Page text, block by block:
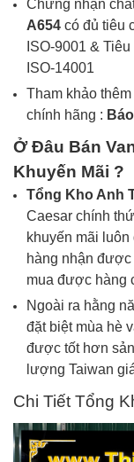
Chứng nhận
A654 có đủ tiêu
ISO-9001 &
ISO-14001
Tham khảo
chính hãng :
Ở Đâu Bán
Khuyến Mãi ?
Tổng Kho Anh
Caesar chính
khuyến mãi
hàng nhận được
mua được hàng
Ngoài ra hằng
đặt biệt mùa hè
được tốt hơn
lượng Taiwan
Chi Tiết Tổng